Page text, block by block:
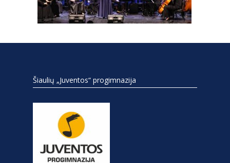
Šiaulių „Juventos“ progimnazija